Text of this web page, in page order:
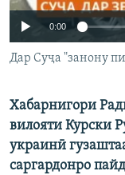
Ҳамаи
Auto
0:00
Дар Суҷа "занону
Хабарнигори
вилояти Курски
украинӣ
саргардонро